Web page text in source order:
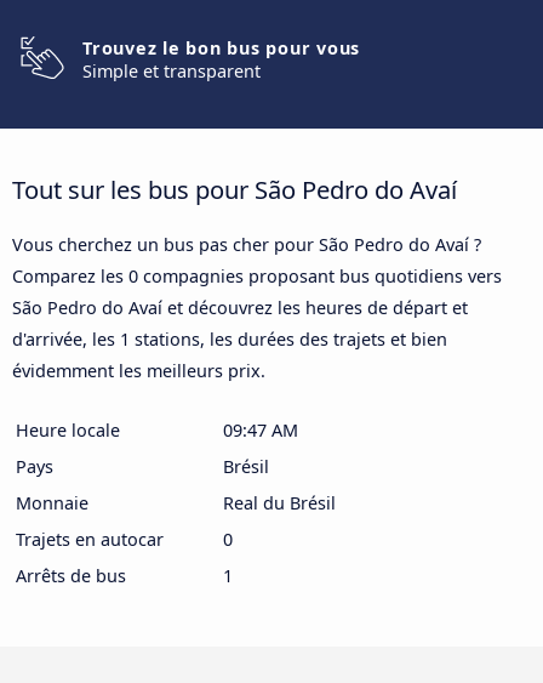
Trouvez le bon bus pour vous
Simple et transparent
Tout sur les bus pour São Pedro do Avaí
Vous cherchez un bus pas cher pour São Pedro do Avaí ?
Comparez les 0 compagnies proposant bus quotidiens vers
São Pedro do Avaí et découvrez les heures de départ et
d'arrivée, les 1 stations, les durées des trajets et bien
évidemment les meilleurs prix.
Heure locale
09:47 AM
Pays
Brésil
Monnaie
Real du Brésil
Trajets en autocar
0
Arrêts de bus
1